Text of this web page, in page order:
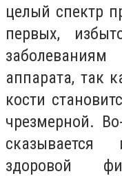
целый спектр
первых,
аппарата, так
кости
чрезмерной.
здоровой